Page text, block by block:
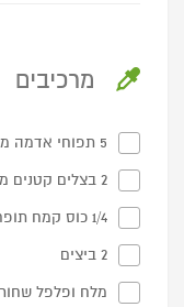
מרכיבים
5 תפוחי אדמה מגורדים
2 בצלים קטנים מגורדים
1/4 כוס קמח תופח
2 ביצים
מלח ופלפל